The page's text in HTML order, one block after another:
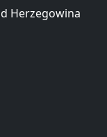
Herzegowina